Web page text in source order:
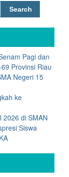
Search
for:
Pagi dan
Provinsi Riau
Negeri 15
ke
2026 di SMAN
Siswa